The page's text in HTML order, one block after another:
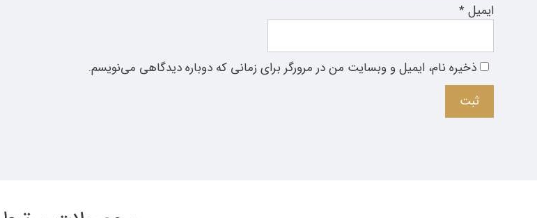
ایمیل*
ذخیره نام، ایمیل و وبسایت من در مرورگر برای زمانی که دوباره دیدگاهی می‌نویسم.